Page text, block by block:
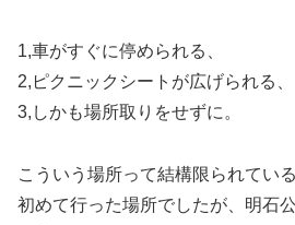
1,車がすぐに停められる、
2,ピクニックシートが広げられる、
3,しかも場所取りをせずに。
こういう場所って結構限られてい
初めて行った場所でしたが、明石